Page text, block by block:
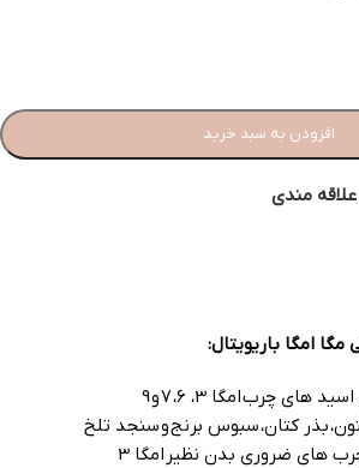
افزودن به سبد خرید
مندی
امگا باریویتال:
چرب امگا 3، 6، 7 و 9
بذر کتان، سبوس برنج و سنجد تلخ
های ضروری بدن نظیر امگا 3